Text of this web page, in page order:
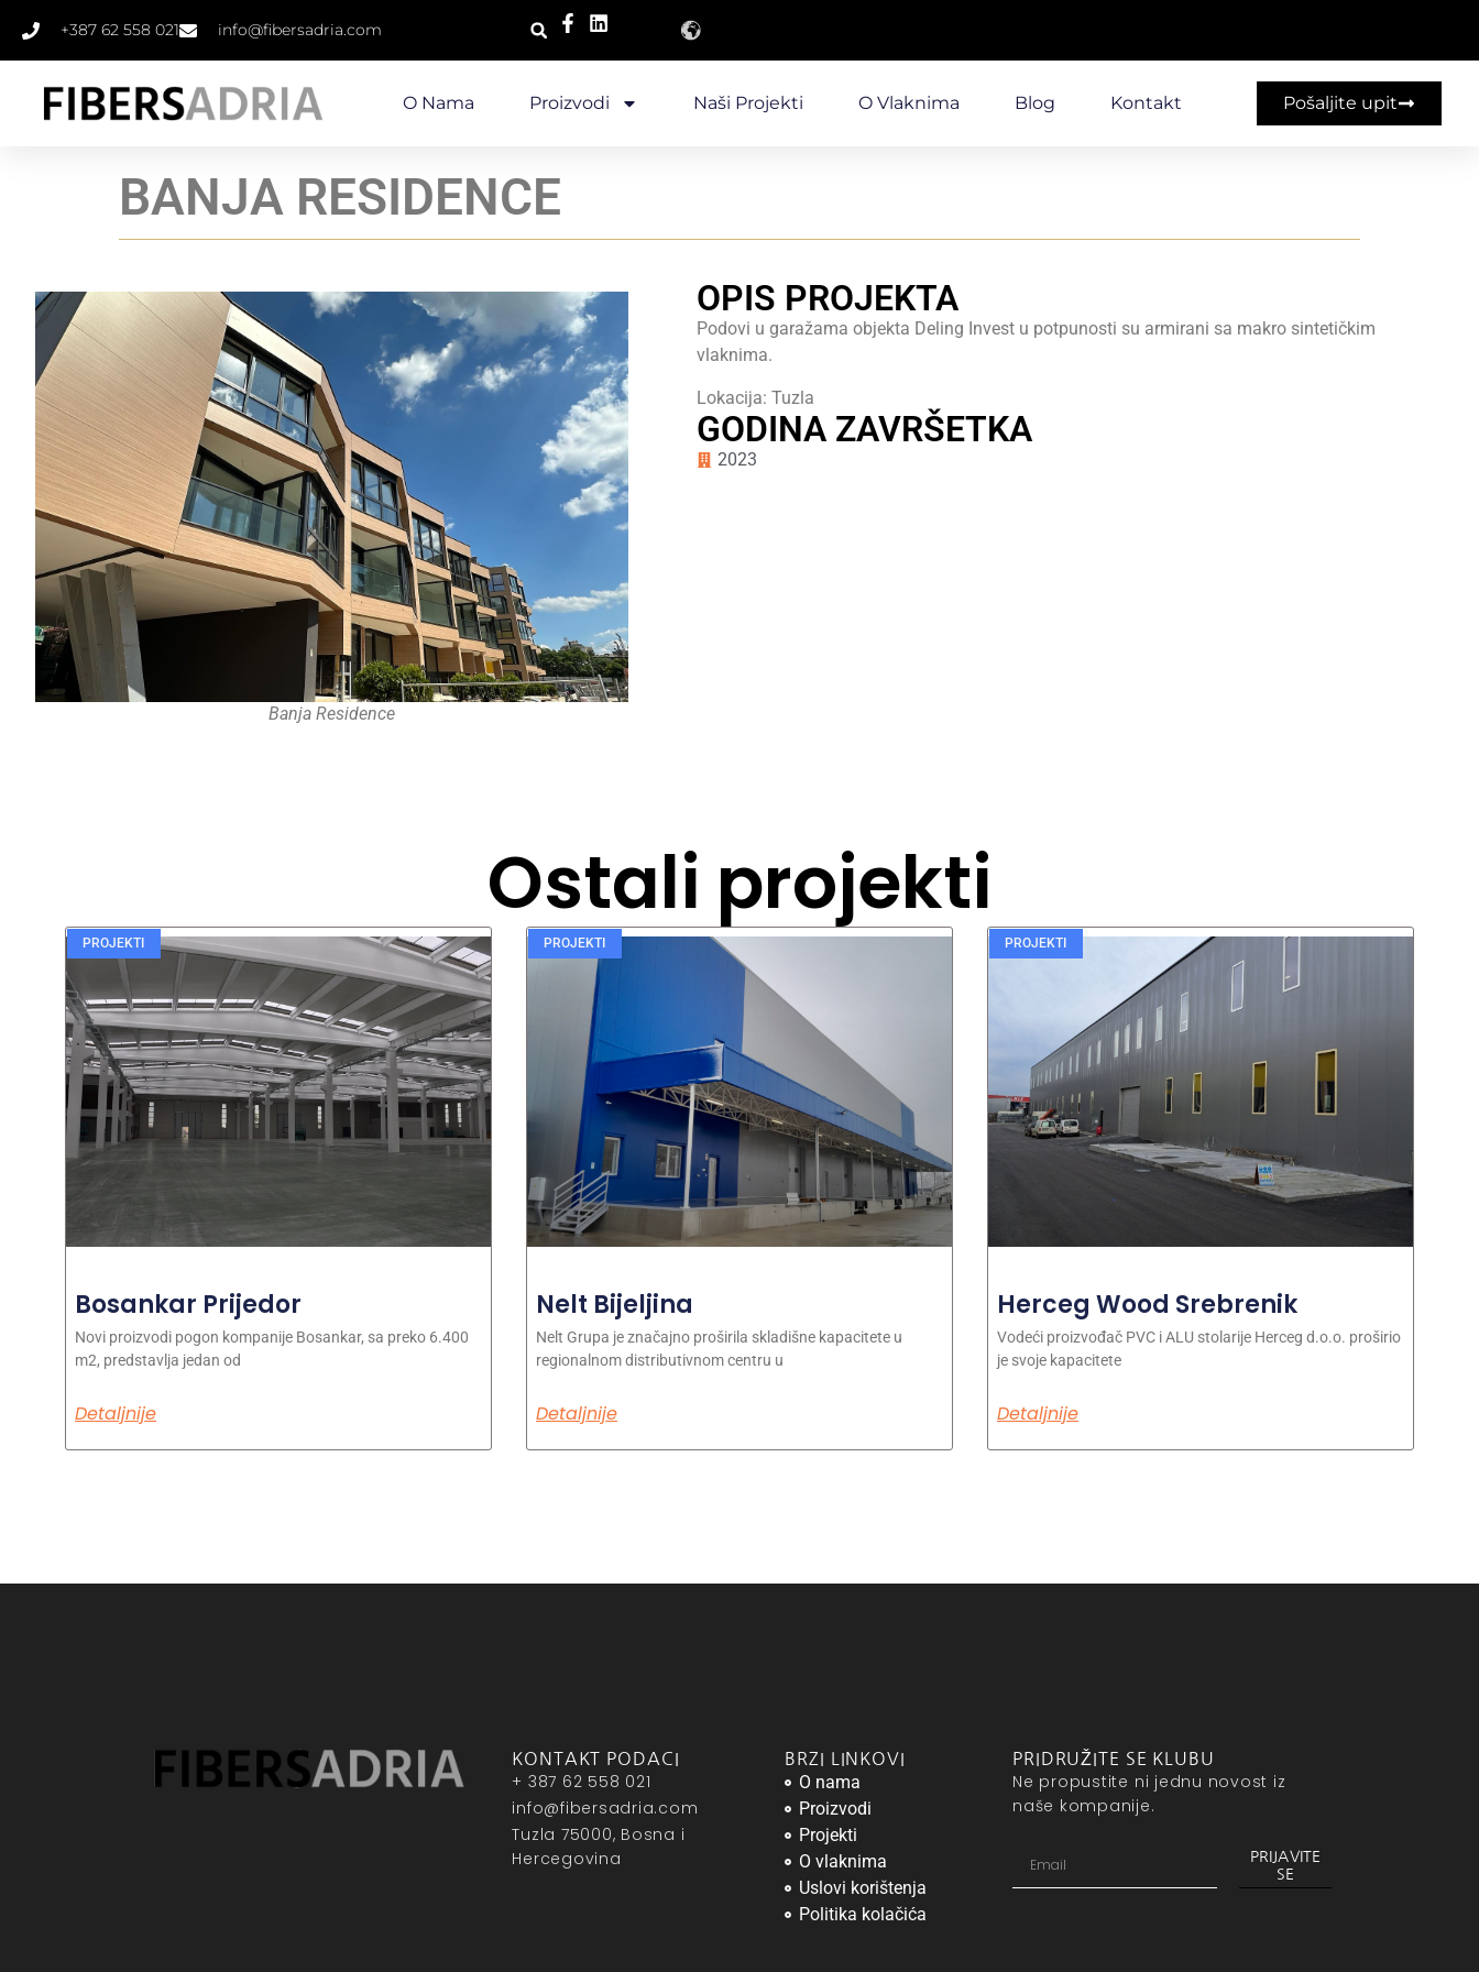
+387 62 558 021 info@fibersadria.com
O Nama Proizvodi Naši Projekti O Vlaknima Blog Kontakt Pošaljite upit
BANJA RESIDENCE
Banja Residence
OPIS PROJEKTA
Podovi u garažama objekta Deling Invest u potpunosti su armirani sa makro sintetičkim
vlaknima.
Lokacija: Tuzla
GODINA ZAVRŠETKA
2023
Ostali projekti
PROJEKTI
Bosankar Prijedor
Novi proizvodi pogon kompanije Bosankar, sa preko 6.400
m2, predstavlja jedan od
Detaljnije
PROJEKTI
Nelt Bijeljina
Nelt Grupa je značajno proširila skladišne kapacitete u
regionalnom distributivnom centru u
Detaljnije
PROJEKTI
Herceg Wood Srebrenik
Vodeći proizvođač PVC i ALU stolarije Herceg d.o.o. proširio
je svoje kapacitete
Detaljnije
KONTAKT PODACI
+ 387 62 558 021
info@fibersadria.com
Tuzla 75000, Bosna i
Hercegovina
BRZI LINKOVI
O nama
Proizvodi
Projekti
O vlaknima
Uslovi korištenja
Politika kolačića
PRIDRUŽITE SE KLUBU
Ne propustite ni jednu novost iz
naše kompanije.
PRIJAVITE
SE